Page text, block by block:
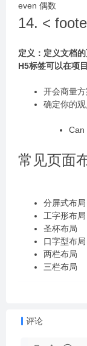
even 偶数
14. <
定义：定义文档
H5标签可以在项
开会商量⽅
确定你的
Can
常⻅⻚⾯
分屏式布局
⼯字形布局
圣杯布局
⼝字型布局
两栏布局
三栏布局
评论